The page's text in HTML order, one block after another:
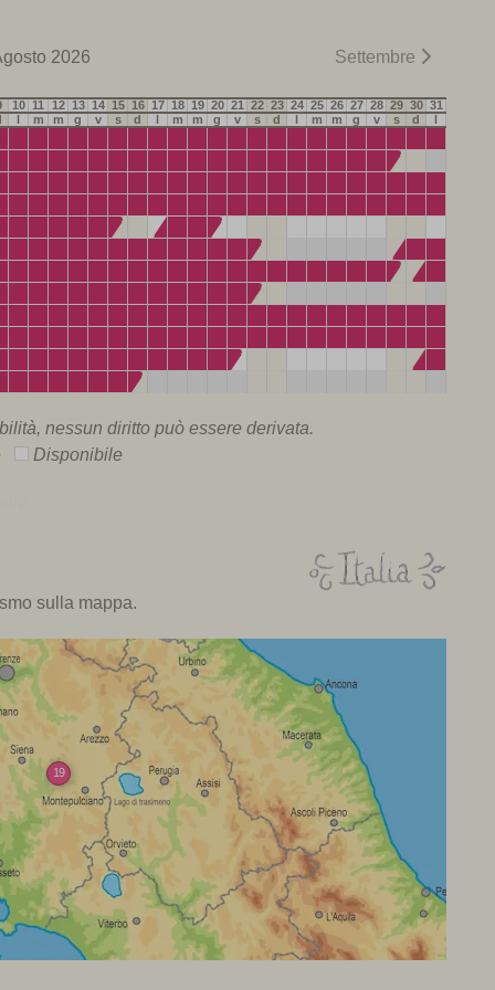
2026 Settembre
10 11 12 13 14 15 16 17 18 19 20 21 22 23 24 25 26 27 28 29 30 31
m m g v s d m m g v s d m m g v s d
nessun diritto può essere derivata.
Disponibile
sulla mappa.
19